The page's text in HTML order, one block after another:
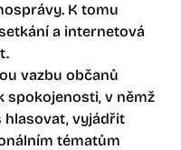
K tomu
a internetová
vazbu občanů
spokojenosti, v němž
hlasovat, vyjádřit
tématům